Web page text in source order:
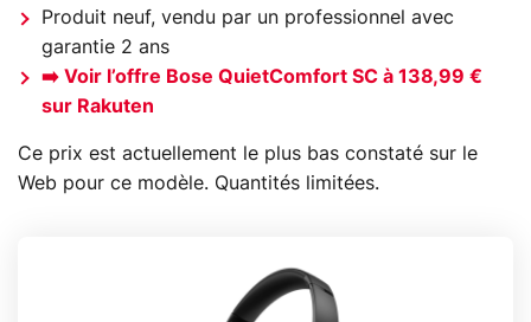
Produit neuf, vendu par un professionnel avec
garantie 2 ans
➡️ Voir l’offre Bose QuietComfort SC à 138,99 €
sur Rakuten
Ce prix est actuellement le plus bas constaté sur le
Web pour ce modèle. Quantités limitées.